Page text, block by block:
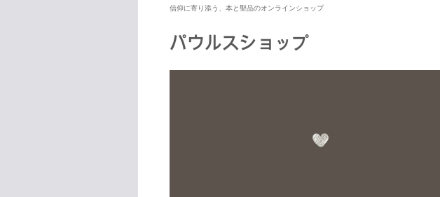
信仰に寄り添う、本と聖品のオンラインショップ